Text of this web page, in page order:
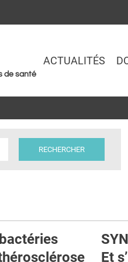
de santé
ACTUALITÉS
Et